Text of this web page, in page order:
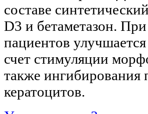
составе
D3 и бетаметазон.
пациентов
счет стимуляции
также ингибирования
кератоцитов.